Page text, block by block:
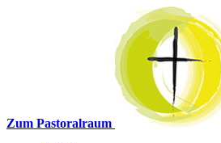
Zum Pastoralraum